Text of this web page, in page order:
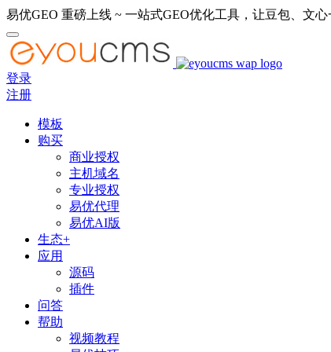
易优GEO 重磅上线 ~ 一站式GEO优化工具，让豆包、文
登录
注册
模板
购买
商业授权
主机域名
专业授权
易优代理
易优AI版
生态+
应用
源码
插件
问答
帮助
视频教程